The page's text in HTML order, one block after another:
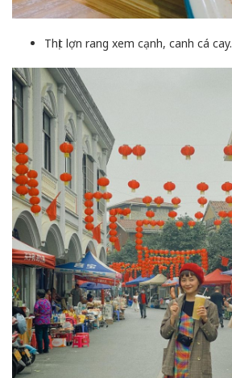
Thịt lợn rang xem cạnh, canh cá cay.